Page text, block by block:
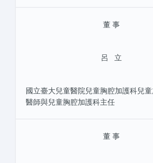
董 事
呂 立
國立臺大兒童醫院兒童胸腔加護科兒
醫師與兒童胸腔加護科主任
董 事